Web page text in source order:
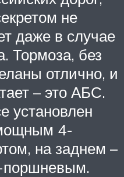
не
даже в случае
Тормоза, без
отлично, и
– это АБС.
установлен
4-
на заднем –
поршневым.